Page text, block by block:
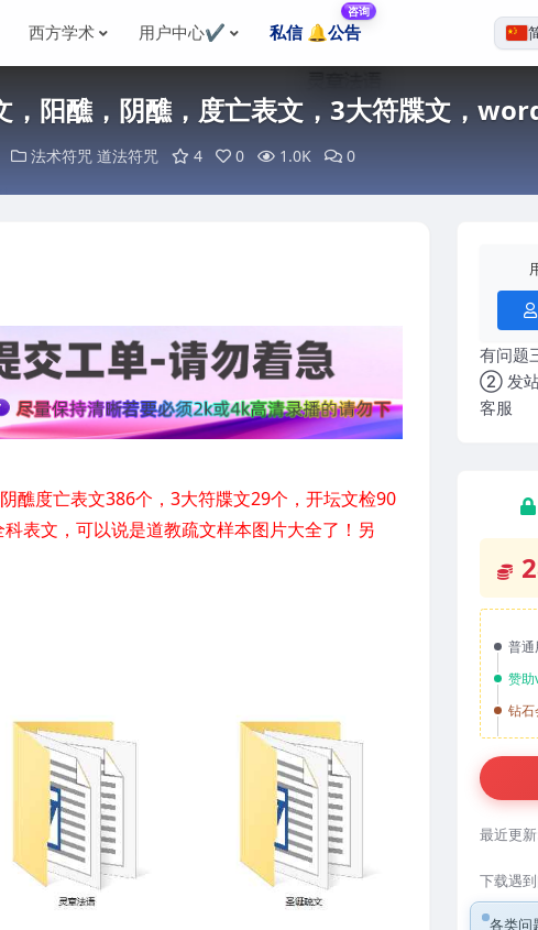
西方学术 用户中心✔️ 私信 🔔公告
咨询
阳醮，阴醮，度亡表文，3大符牒文，
法术符咒 道法符咒 4 0 1.0K 0
醮度亡表文386个，3大符牒文29个，开坛文检90
表文，可以说是道教疏文样本图片大全了！另
有问题
② 发
客服
普通
赞
钻石
最近更
下载遇
各类问